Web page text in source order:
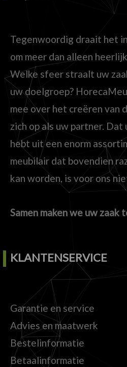
Tegenwoordig draait het
om meer dan alleen
Welke sfeer straalt uw
uw doelgroep?
mee over het creëren van
zich op als uw partner. Dat
hebt uit een enorm
meubilair dat bovendien
kan worden, is voor ons
Samen maken we uw zaak
KLANTENSERVICE
Garantie en service
Advies en maatwerk
Bestelinformatie
Betaalinformatie